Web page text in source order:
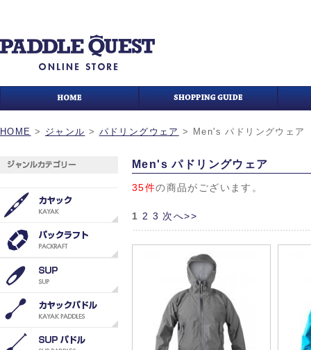
HOME > ジャンル > パドリングウェア > Men's パドリングウェア
Men's パドリングウェア
35件の商品がございます。
1 2 3 次へ>>